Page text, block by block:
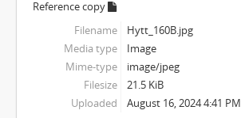
Reference copy
Filename
Hytt_160B.jpg
Media type
Image
Mime-type
image/jpeg
Filesize
21.5 KiB
Uploaded
August 16, 2024 4:41 PM